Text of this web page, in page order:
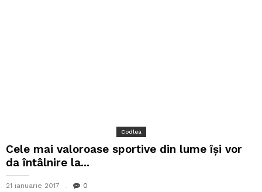
Codlea
Cele mai valoroase sportive din lume își vor
da întâlnire la...
21 ianuarie 2017 0